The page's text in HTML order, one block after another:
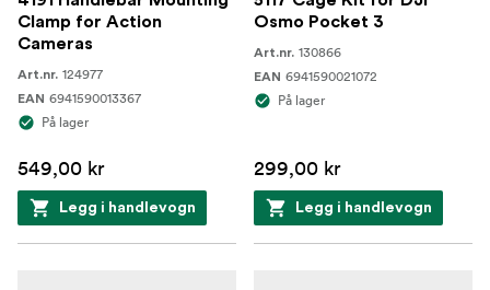
Clamp for Action
Cameras
Art.nr. 124977
EAN 6941590013367
På lager
549,00 kr
Legg i handlevogn
Osmo Pocket 3
Art.nr. 130866
EAN 6941590021072
På lager
299,00 kr
Legg i handlevogn